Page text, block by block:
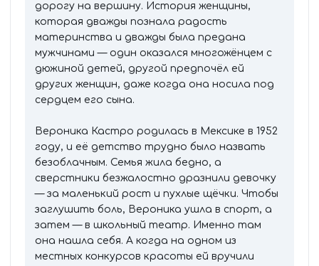
дорогу на вершину. История женщины,
которая дважды познала радость
материнства и дважды была предана
мужчинами — один оказался многожёнцем с
дюжиной детей, другой предпочёл ей
других женщин, даже когда она носила под
сердцем его сына.
Вероника Кастро родилась в Мексике в 1952
году, и её детство трудно было назвать
безоблачным. Семья жила бедно, а
сверстники безжалостно дразнили девочку
— за маленький рост и пухлые щёчки. Чтобы
заглушить боль, Вероника ушла в спорт, а
затем — в школьный театр. Именно там
она нашла себя. А когда на одном из
местных конкурсов красоты ей вручили